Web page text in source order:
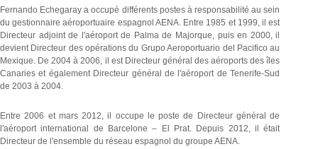
Fernando Echegaray a occupé différents postes à responsabilité au sein
du gestionnaire aéroportuaire espagnol AENA. Entre 1985 et 1999, il est
Directeur adjoint de l'aéroport de Palma de Majorque, puis en 2000, il
devient Directeur des opérations du Grupo Aeroportuario del Pacifico au
Mexique. De 2004 à 2006, il est Directeur général des aéroports des îles
Canaries et également Directeur général de l'aéroport de Tenerife-Sud
de 2003 à 2004.
Entre 2006 et mars 2012, il occupe le poste de Directeur général de
l'aéroport international de Barcelone – El Prat. Depuis 2012, il était
Directeur de l'ensemble du réseau espagnol du groupe AENA.